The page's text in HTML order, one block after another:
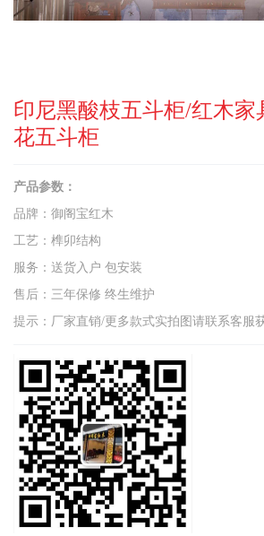
印尼黑酸枝五斗柜/红木家
花五斗柜
产品参数：
品牌：御阁宝红木
工艺：榫卯结构
服务：送货入户 包安装
售后：三年保修 终生维护
提示：厂家直销/更多款式实拍图请联系客服